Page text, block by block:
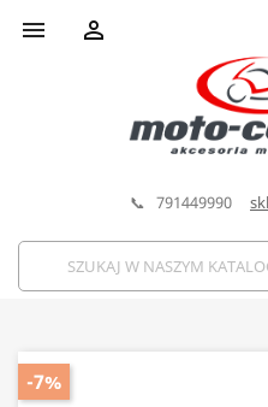
 
📞 791449990
-7%